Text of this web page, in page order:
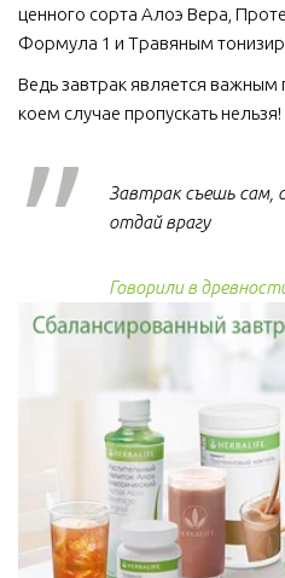
ценного сорта Алоэ Вера,
Формула 1 и Травяным
Ведь завтрак является
коем случае пропускать нельзя!
Завтрак съешь сам,
отдай врагу
Говорили в